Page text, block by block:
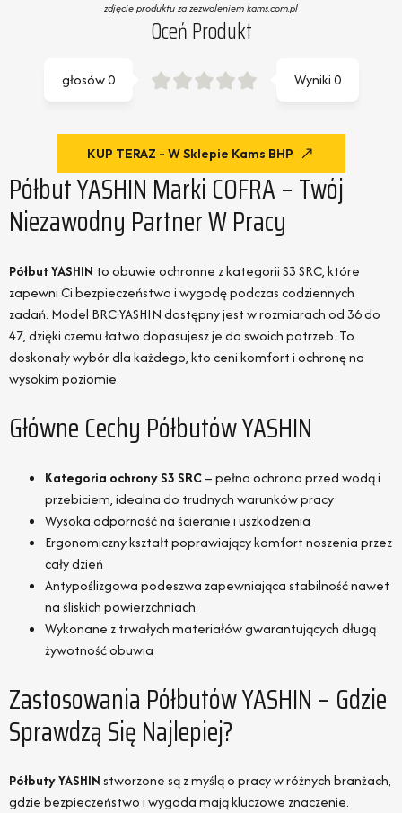
zdjęcie produktu za zezwoleniem kams.com.pl
Oceń Produkt
Wyniki0
głosów0
KUP TERAZ - W Sklepie Kams BHP
Półbut YASHIN Marki COFRA – Twój
Niezawodny Partner W Pracy
Półbut YASHIN to obuwie ochronne z kategorii S3 SRC, które
zapewni Ci bezpieczeństwo i wygodę podczas codziennych
zadań. Model BRC-YASHIN dostępny jest w rozmiarach od 36 do
47, dzięki czemu łatwo dopasujesz je do swoich potrzeb. To
doskonały wybór dla każdego, kto ceni komfort i ochronę na
wysokim poziomie.
Główne Cechy Półbutów YASHIN
Kategoria ochrony S3 SRC– pełna ochrona przed wodą i
przebiciem, idealna do trudnych warunków pracy
Wysoka odporność na ścieranie i uszkodzenia
Ergonomiczny kształt poprawiający komfort noszenia przez
cały dzień
Antypoślizgowa podeszwa zapewniająca stabilność nawet
na śliskich powierzchniach
Wykonane z trwałych materiałów gwarantujących długą
żywotność obuwia
Zastosowania Półbutów YASHIN – Gdzie
Sprawdzą Się Najlepiej?
Półbuty YASHINstworzone są z myślą o pracy w różnych branżach,
gdzie bezpieczeństwo i wygoda mają kluczowe znaczenie.